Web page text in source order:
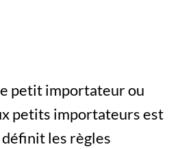
petit importateur ou
petits importateurs est
les règles